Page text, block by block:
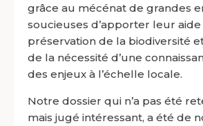
grâce au mécénat de grandes
soucieuses d’apporter leur aide
préservation de la biodiversité
de la nécessité d’une
des enjeux à l’échelle locale.
Notre dossier qui n’a pas été
mais jugé intéressant, a été de